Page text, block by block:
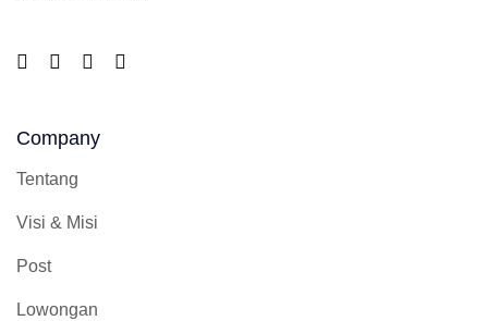
Company
Tentang
Visi & Misi
Post
Lowongan